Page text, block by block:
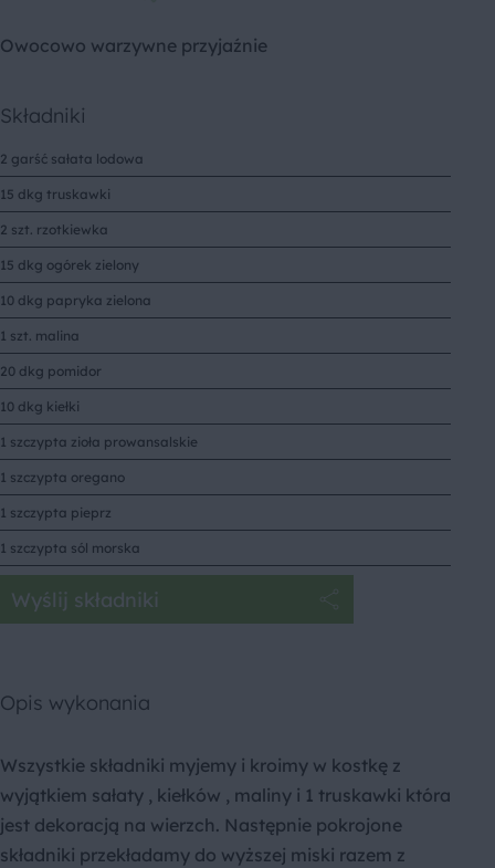
Owocowo warzywne przyjaźnie
Składniki
2 garść sałata lodowa
15 dkg truskawki
2 szt. rzotkiewka
15 dkg ogórek zielony
10 dkg papryka zielona
1 szt. malina
20 dkg pomidor
10 dkg kiełki
1 szczypta zioła prowansalskie
1 szczypta oregano
1 szczypta pieprz
1 szczypta sól morska
Wyślij składniki
Opis wykonania
Wszystkie składniki myjemy i kroimy w kostkę z
wyjątkiem sałaty , kiełków , maliny i 1 truskawki która
jest dekoracją na wierzch. Następnie pokrojone
składniki przekładamy do wyższej miski razem z